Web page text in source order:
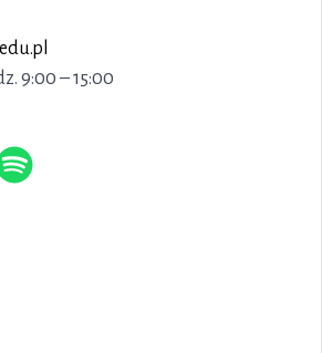
9:00 – 15:00
IBE PIB
X IBE PIB
Facebook IBE PIB
do Instagram IBE PIB
Link do Spotify IBE PIB
ZSK
ZSK
YouTube ZSK